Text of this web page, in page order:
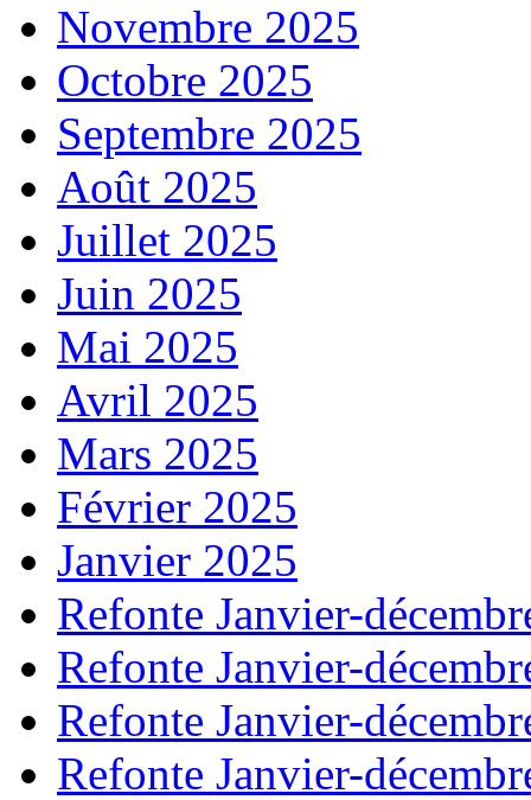
Novembre 2025
Octobre 2025
Septembre 2025
Août 2025
Juillet 2025
Juin 2025
Mai 2025
Avril 2025
Mars 2025
Février 2025
Janvier 2025
Refonte Janvier-
Refonte Janvier-
Refonte Janvier-
Refonte Janvier-